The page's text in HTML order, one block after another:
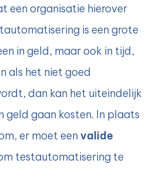
een organisatie hierover
is een grote
in geld, maar ook in tijd,
als het niet goed
dan kan het uiteindelijk
geld gaan kosten. In plaats
er moet een valide
testautomatisering te